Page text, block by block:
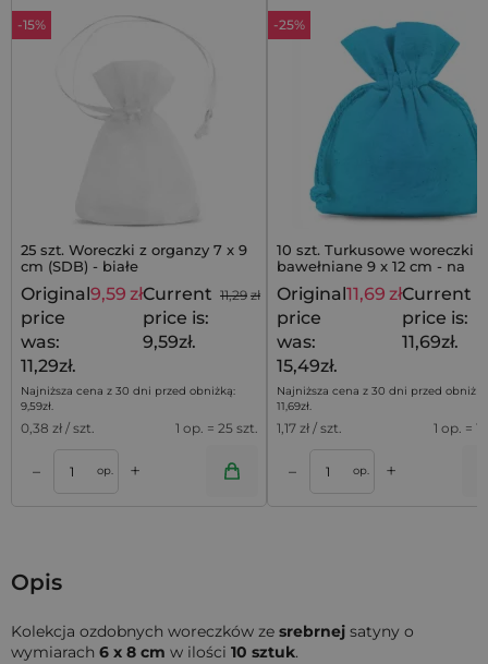
-15%
25 szt. Woreczki z organzy 7 x 9
cm (SDB) - białe
11,29 zł
Original
price
was:
11,29zł.
9,59 złCurrent
price is:
9,59zł.
Najniższa cena z 30 dni przed obniżką:
9,59zł.
0,38 zł / szt. 1 op. = 25 szt.
– op. +
-25%
10 szt. Turkusowe woreczki
bawełniane 9 x 12 cm - na
upominki
Original
price
was:
15,49zł.
11,69 złCurrent
price is:
11,69zł.
Najniższa cena z 30 dni przed
11,69zł.
1,17 zł / szt. 1 op. =
– op. +
Dodaj do koszyka
Opis
Kolekcja ozdobnych woreczków ze srebrnej satyny o
wymiarach 6 x 8 cm w ilości 10 sztuk.